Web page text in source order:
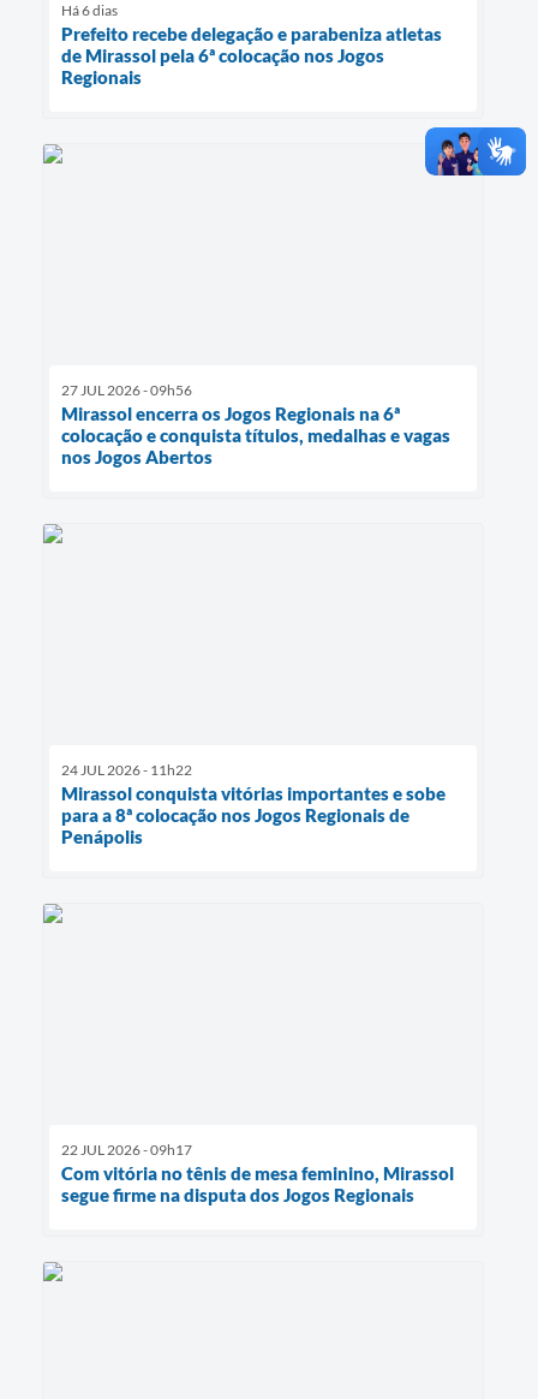
Há 6 dias
Prefeito recebe delegação e parabeniza atletas
de Mirassol pela 6ª colocação nos Jogos
Regionais
27 JUL 2026 - 09h56
Mirassol encerra os Jogos Regionais na 6ª
colocação e conquista títulos, medalhas e vagas
nos Jogos Abertos
24 JUL 2026 - 11h22
Mirassol conquista vitórias importantes e sobe
para a 8ª colocação nos Jogos Regionais de
Penápolis
22 JUL 2026 - 09h17
Com vitória no tênis de mesa feminino, Mirassol
segue firme na disputa dos Jogos Regionais